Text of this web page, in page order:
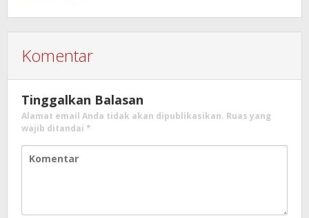
Komentar
Tinggalkan Balasan
Alamat email Anda tidak akan dipublikasikan. Ruas yang
wajib ditandai *